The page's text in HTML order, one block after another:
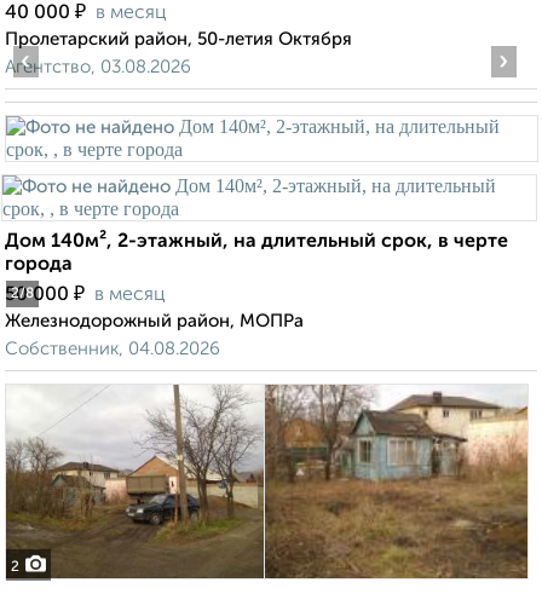
40 000 ₽ в месяц
Пролетарский район, 50-летия Октября
Агентство, 03.08.2026
2/8
‹ ›
Дом 140м², 2-этажный, на длительный срок, в черте
города
50 000 ₽ в месяц
Железнодорожный район, МОПРа
Собственник, 04.08.2026
2